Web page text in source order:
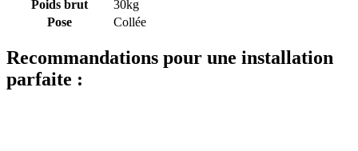
Poids brut
30kg
Pose
Collée
Recommandations pour une installation
parfaite :